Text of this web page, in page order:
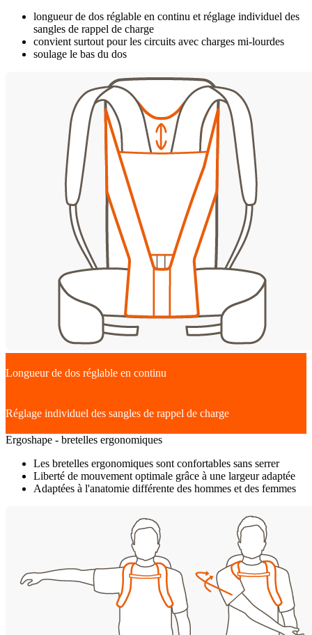
longueur de dos réglable en continu et réglage individuel des
sangles de rappel de charge
convient surtout pour les circuits avec charges mi-lourdes
soulage le bas du dos
Longueur de dos réglable en continu
Réglage individuel des sangles de rappel de charge
Ergoshape - bretelles ergonomiques
Les bretelles ergonomiques sont confortables sans serrer
Liberté de mouvement optimale grâce à une largeur adaptée
Adaptées à l'anatomie différente des hommes et des femmes